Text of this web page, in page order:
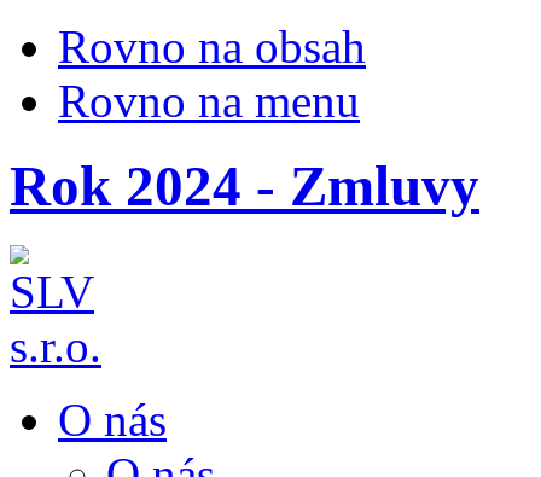
Rovno na obsah
Rovno na menu
Rok 2024 - Zmluvy
O nás